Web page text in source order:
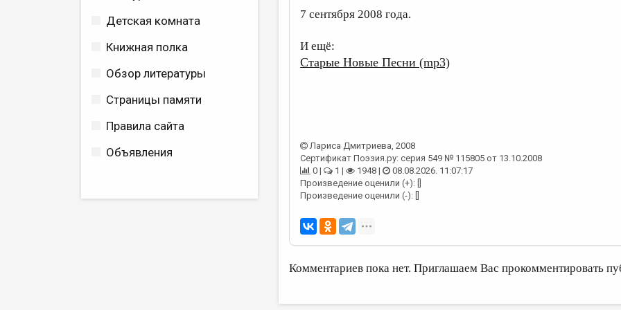
Детская комната
Книжная полка
Обзор литературы
Страницы памяти
Правила сайта
Объявления
7 сентября 2008 года.
И ещё:
Старые Новые Песни (mp3)
Лариса Дмитриева, 2008
Сертификат Поэзия.ру: серия 549 № 115805 от 13.10.2008
0 |
1 | 1948 |
08.08.2026. 11:07:17
Произведение оценили (+): []
Произведение оценили (-): []
Комментариев пока нет. Приглашаем Вас прокомментировать